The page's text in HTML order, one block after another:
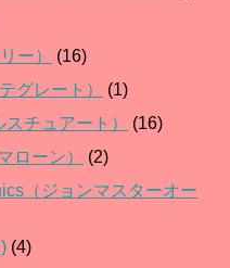
ー）
(16)
グレート）
(1)
チュアート）
(16)
ローン）
(2)
（ジョンマスターオー
(4)